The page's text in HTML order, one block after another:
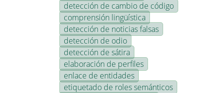
detección de cambio de código
comprensión lingüística
detección de noticias falsas
detección de odio
detección de sátira
elaboración de perfiles
enlace de entidades
etiquetado de roles semánticos